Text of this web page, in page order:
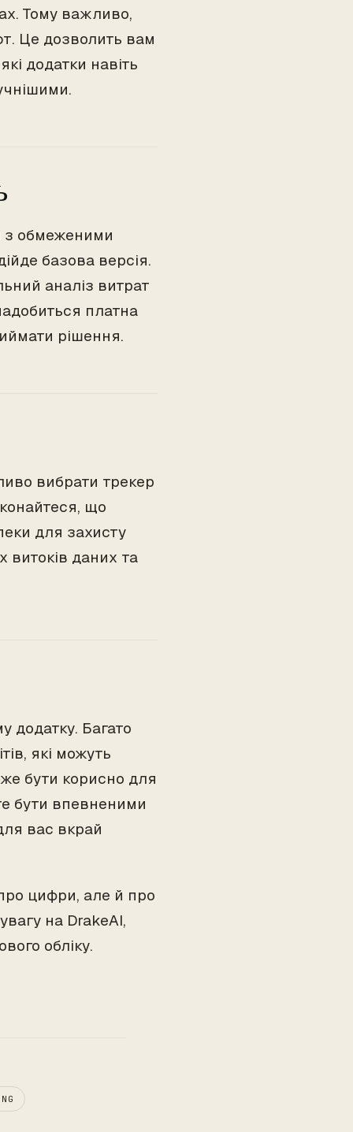
Тому важливо,
Це дозволить вам
додатки навіть
з обмеженими
базова версія.
аналіз витрат
платна
рішення.
вибрати трекер
що
для захисту
даних та
додатку. Багато
які можуть
бути корисно для
бути впевненими
вас вкрай
цифри, але й про
на DrakeAI,
обліку.